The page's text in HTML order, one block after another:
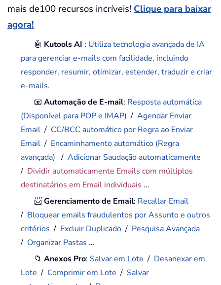
mais de100 recursos incríveis! Clique para baixar
agora!
🤖 Kutools AI : Utiliza tecnologia avançada de IA
para gerenciar e-mails com facilidade, incluindo
responder, resumir, otimizar, estender, traduzir e criar
e-mails.
📧Automação de E-mail: Resposta automática
(Disponível para POP e IMAP) /Agendar Enviar
Email / CC/BCC automático por Regra ao Enviar
Email / Encaminhamento automático (Regra
avançada) /Adicionar Saudação automaticamente
/ Dividir automaticamente Emails com múltiplos
destinatários em Email individuais ...
📨Gerenciamento de Email: Recallar Email
/ Bloquear emails fraudulentos por Assunto e outros
critérios / Excluir Duplicado / Pesquisa Avançada
/ Organizar Pastas ...
📁Anexos Pro: Salvar em Lote / Desanexar em
Lote / Comprimir em Lote / Salvar